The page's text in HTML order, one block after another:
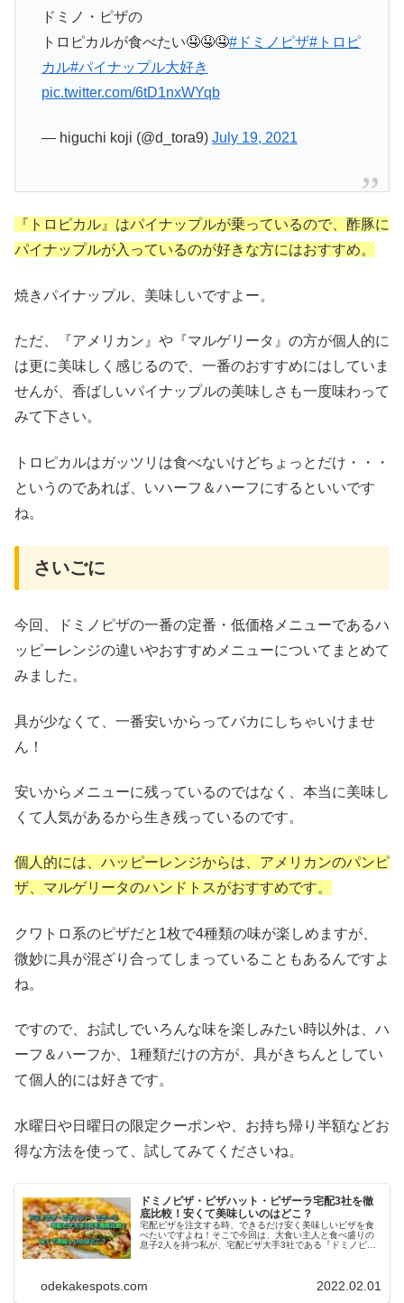
ドミノ・ピザの
トロピカルが食べたい🤤🤤🤤#ドミノピザ#トロピ
カル#パイナップル大好き
pic.twitter.com/6tD1nxWYqb
— higuchi koji (@d_tora9) July 19, 2021
『トロピカル』はパイナップルが乗っているので、酢豚に
パイナップルが入っているのが好きな方にはおすすめ。
焼きパイナップル、美味しいですよー。
ただ、『アメリカン』や『マルゲリータ』の方が個人的に
は更に美味しく感じるので、一番のおすすめにはしていま
せんが、香ばしいパイナップルの美味しさも一度味わって
みて下さい。
トロピカルはガッツリは食べないけどちょっとだけ・・・
というのであれば、いハーフ＆ハーフにするといいです
ね。
さいごに
今回、ドミノピザの一番の定番・低価格メニューであるハ
ッピーレンジの違いやおすすめメニューについてまとめて
みました。
具が少なくて、一番安いからってバカにしちゃいけませ
ん！
安いからメニューに残っているのではなく、本当に美味し
くて人気があるから生き残っているのです。
個人的には、ハッピーレンジからは、アメリカンのパンピ
ザ、マルゲリータのハンドトスがおすすめです。
クワトロ系のピザだと1枚で4種類の味が楽しめますが、
微妙に具が混ざり合ってしまっていることもあるんですよ
ね。
ですので、お試しでいろんな味を楽しみたい時以外は、ハ
ーフ＆ハーフか、1種類だけの方が、具がきちんとしてい
て個人的には好きです。
水曜日や日曜日の限定クーポンや、お持ち帰り半額などお
得な方法を使って、試してみてくださいね。
ドミノピザ・ピザハット・ピザーラ宅配3社を徹
底比較！安くて美味しいのはどこ？
宅配ピザを注文する時、できるだけ安く美味しいピザを食
べたいですよね！そこで今回は、大食い主人と食べ盛りの
息子2人を持つ私が、宅配ピザ大手3社である『ドミノピ
odekakespots.com 2022.02.01